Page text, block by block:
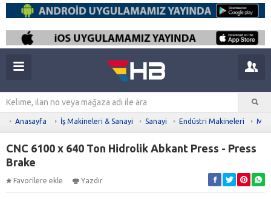
Anasayfa İş Makineleri & Sanayi Sanayi Endüstri Makineleri
CNC 6100 x 640 Ton Hidrolik Abkant Press - Press
Brake
Favorilere ekle Yazdır